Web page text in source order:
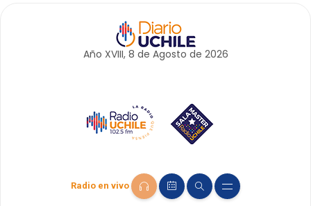
Año XVIII, 8 de Agosto de 2026
Radio en vivo